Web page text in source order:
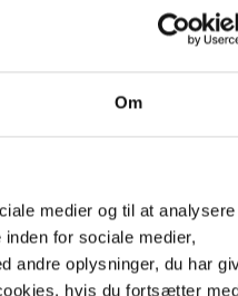
Om
medier og til at analysere
for sociale medier,
andre oplysninger, du har
hvis du fortsætter